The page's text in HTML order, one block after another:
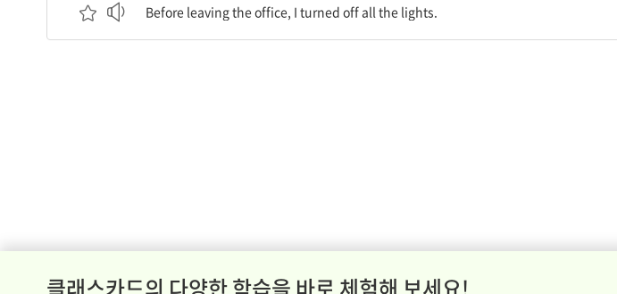
Before leaving the office, I turned off all the lights.